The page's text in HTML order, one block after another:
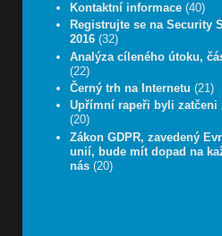
Kontaktní informace (40)
Registrujte se na Security
2016 (32)
Analýza cíleného útoku,
(22)
Černý trh na Internetu (21)
Upřímní rapeři byli zatčeni
(20)
Zákon GDPR, zavedený
unií, bude mít dopad na
nás (20)